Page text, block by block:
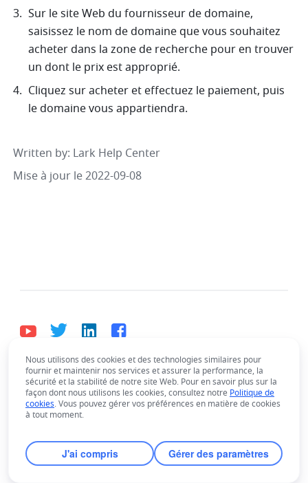
Sur le site Web du fournisseur de domaine,
saisissez le nom de domaine que vous souhaitez
acheter dans la zone de recherche pour en trouver
un dont le prix est approprié.
Cliquez sur acheter et effectuez le paiement, puis
le domaine vous appartiendra.
Written by: Lark Help Center
Mise à jour le 2022-09-08
Français
Bahasa Indonesia Deutsch English
Español
Français
Italiano
Tiếng Việt
ไทย 한국어 日本語
中文
Русский язык
हिन्दी
Singapore with offices worldwide.
Nous utilisons des cookies et des technologies similaires pour
fournir et maintenir nos services et assurer la performance, la
sécurité et la stabilité de notre site Web. Pour en savoir plus sur la
façon dont nous utilisons les cookies, consultez notre Politique de
cookies. Vous pouvez gérer vos préférences en matière de cookies
à tout moment.
J'ai compris Gérer des paramètres